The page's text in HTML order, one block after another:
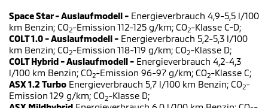
Space Star - Auslaufmodell - Energieverbrauch 4,9-5,5 l/100
km Benzin; CO2-Emission 112-125 g/km; CO2-Klasse C-D;
COLT 1.0 - Auslaufmodell - Energieverbrauch 5,2-5,3 l/100
km Benzin; CO2-Emission 118-119 g/km; CO2-Klasse D;
COLT Hybrid - Auslaufmodell - Energieverbrauch 4,2-4,3
l/100 km Benzin; CO2-Emission 96-97 g/km; CO2-Klasse C;
ASX 1.2 Turbo Energieverbrauch 5,7 l/100 km Benzin; CO2-
Emission 129 g/km; CO2-Klasse D;